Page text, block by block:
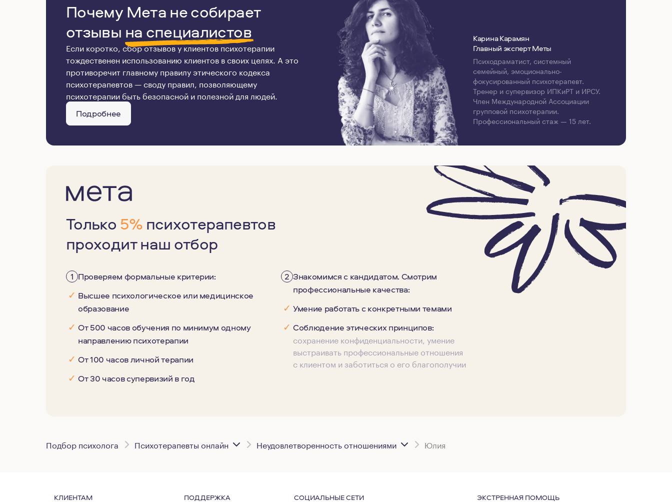
Почему Мета не собирает
отзывы на специалистов
Если коротко, сбор отзывов у клиентов психотерапии
тождественен использованию клиентов в своих целях. А это
противоречит главному правилу этического кодекса
психотерапевтов — своду правил, позволяющему
психотерапии быть безопасной и полезной для людей.
Подробнее
Карина Карамян
Главный эксперт Меты
Психодраматист, системный
семейный, эмоционально-
фокусированный психотерапевт.
Тренер и супервизор ИПКиРТ и ИРСУ.
Член Международной Ассоциации
групповой психотерапии.
Профессиональный стаж — 15 лет.
Только 5% психотерапевтов
проходит наш отбор
1 Проверяем формальные критерии:
✓ Высшее психологическое или медицинское
образование
✓ От 500 часов обучения по минимум одному
направлению психотерапии
✓ От 100 часов личной терапии
✓ От 30 часов супервизий в год
2 Знакомимся с кандидатом. Смотрим
профессиональные качества:
✓ Умение работать с конкретными темами
✓ Соблюдение этических принципов:
сохранение конфиденциальности, умение
выстраивать профессиональные отношения
с клиентом и заботиться о его благополучии
Подбор психолога Психотерапевты онлайн Неудовлетворенность отношениями Юлия
КЛИЕНТАМ ПОДДЕРЖКА СОЦИАЛЬНЫЕ СЕТИ ЭКСТРЕННАЯ ПОМОЩЬ